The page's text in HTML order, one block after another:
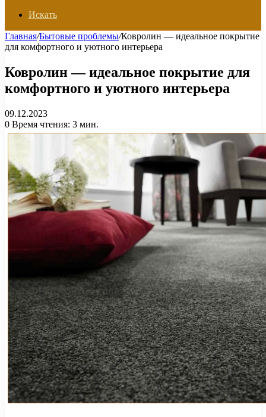
Искать
Главная/Бытовые проблемы/Ковролин — идеальное покрытие
для комфортного и уютного интерьера
Ковролин — идеальное покрытие для
комфортного и уютного интерьера
09.12.2023
0 Время чтения: 3 мин.